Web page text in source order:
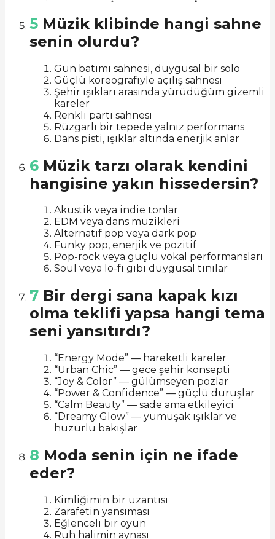
5 Müzik klibinde hangi sahne
senin olurdu?
Gün batımı sahnesi, duygusal bir solo
Güçlü koreografiyle açılış sahnesi
Şehir ışıkları arasında yürüdüğüm gizemli
kareler
Renkli parti sahnesi
Rüzgarlı bir tepede yalnız performans
Dans pisti, ışıklar altında enerjik anlar
6 Müzik tarzı olarak kendini
hangisine yakın hissedersin?
Akustik veya indie tonlar
EDM veya dans müzikleri
Alternatif pop veya dark pop
Funky pop, enerjik ve pozitif
Pop-rock veya güçlü vokal performansları
Soul veya lo-fi gibi duygusal tınılar
7 Bir dergi sana kapak kızı
olma teklifi yapsa hangi tema
seni yansıtırdı?
“Energy Mode” — hareketli kareler
“Urban Chic” — gece şehir konsepti
“Joy & Color” — gülümseyen pozlar
“Power & Confidence” — güçlü duruşlar
“Calm Beauty” — sade ama etkileyici
“Dreamy Glow” — yumuşak ışıklar ve
huzurlu bakışlar
8 Moda senin için ne ifade
eder?
Kimliğimin bir uzantısı
Zarafetin yansıması
Eğlenceli bir oyun
Ruh halimin aynası